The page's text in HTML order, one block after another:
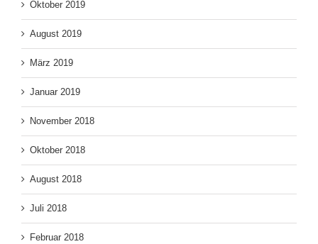
Oktober 2019
August 2019
März 2019
Januar 2019
November 2018
Oktober 2018
August 2018
Juli 2018
Februar 2018